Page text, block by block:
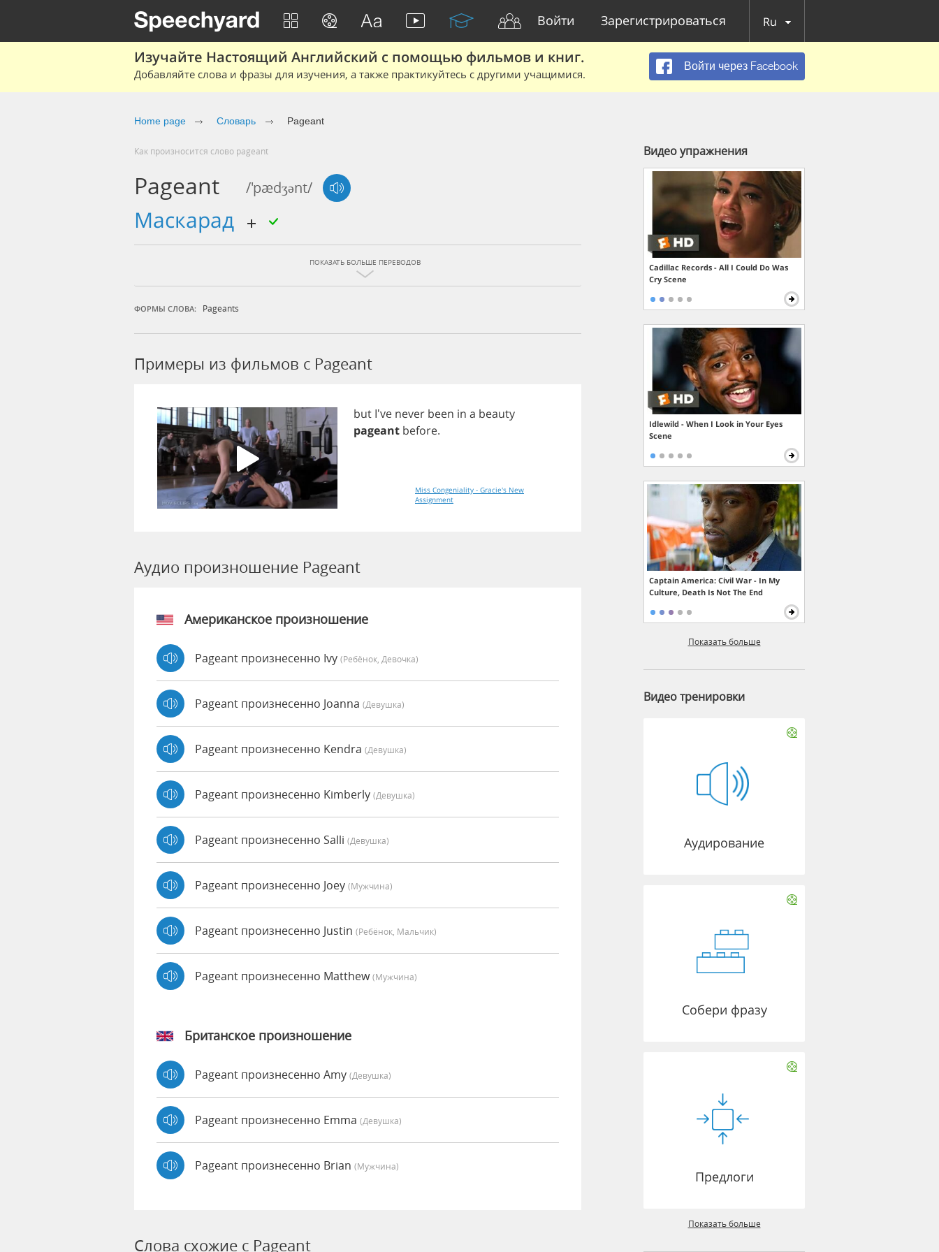
Войти Зарегистрироваться Ru
Изучайте Настоящий Английский с помощью фильмов и книг.
Добавляйте слова и фразы для изучения, а также практикуйтесь с другими учащимися.
Войти через Facebook
Home page Словарь Pageant
Как произносится слово pageant
Pageant /'pædʒənt/
маскарад
ПОКАЗАТЬ БОЛЬШЕ ПЕРЕВОДОВ
ФОРМЫ СЛОВА: Pageants
Примеры из фильмов c Pageant
but I've never been in a beauty
pageant before.
Miss Congeniality - Gracie's New
Assignment
Аудио произношение Pageant
Американское произношение
Pageant произнесенно Ivy (Ребёнок, Девочка)
Pageant произнесенно Joanna (девушка)
Pageant произнесенно Kendra (девушка)
Pageant произнесенно Kimberly (девушка)
Pageant произнесенно Salli (девушка)
Pageant произнесенно Joey (мужчина)
Pageant произнесенно Justin (Ребёнок, Мальчик)
Pageant произнесенно Matthew(мужчина)
Британское произношение
Pageant произнесенно Amy (девушка)
Pageant произнесенно Emma (девушка)
Pageant произнесенно Brian (мужчина)
Слова схожие с Pageant
Видео упражнения
Cadillac Records - All I Could Do Was
Cry Scene
Idlewild - When I Look in Your Eyes
Scene
Captain America: Civil War - In My
Culture, Death Is Not The End
Показать больше
Видео тренировки
Аудирование
Собери фразу
Предлоги
Показать больше